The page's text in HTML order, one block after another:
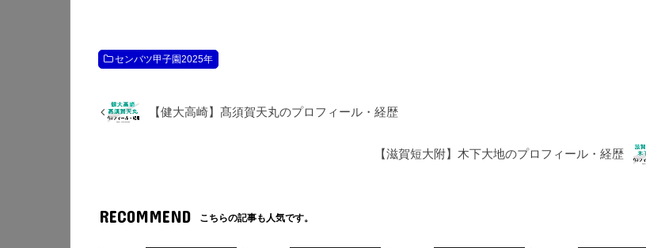
センバツ甲子園2025年
【健大高崎】髙須賀天丸のプロフィール・経歴
【滋賀短大附】木下大地のプロフィール・経歴
RECOMMEND こちらの記事も人気です。